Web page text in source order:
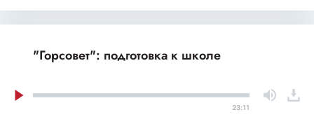
"Горсовет": подготовка к школе
23:11